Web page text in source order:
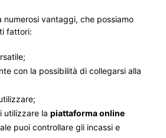
numerosi vantaggi, che possiamo
fattori:
con la possibilità di collegarsi alla
utilizzare la piattaforma online
puoi controllare gli incassi e